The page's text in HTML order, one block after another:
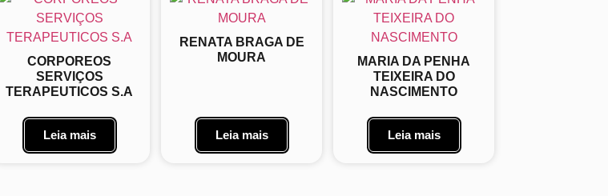
CORPOREOS
SERVIÇOS
TERAPEUTICOS S.A
Leia mais
RENATA BRAGA DE
MOURA
Leia mais
MARIA DA PENHA
TEIXEIRA DO
NASCIMENTO
Leia mais